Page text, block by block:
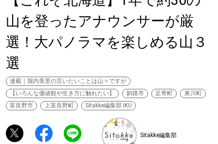
CATEGORY カテゴリー
食べる
出かける
暮らす
みがく
育む
山を登ったアナウンサーが厳
選！大パノラマを楽しめる山３
選
連載｜堀内美里の言いたいことは山々ですが
【いろんな価値観や生き方に触れたい】
釧路市 足寄町
東川町
富良野市
上富良野町 Sitakke編集部 IKU
Sitakke編集部